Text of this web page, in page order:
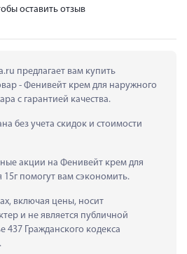
оставить отзыв
предлагает вам купить
- Фенивейт крем для наружного
с гарантией качества.
без учета скидок и стоимости
акции на Фенивейт крем для
помогут вам сэкономить.
включая цены, носит
и не является публичной
437 Гражданского кодекса